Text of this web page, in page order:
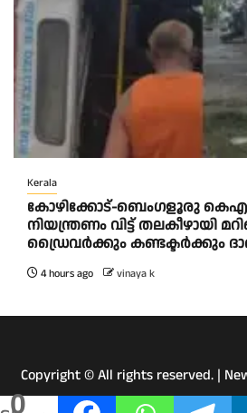
0
Kerala
കോഴിക്കോട്-ബെംഗളൂരു
നിയന്ത്രണം വിട്ട് തലകീഴായി
ഡ്രെെവർക്കും കണ്ടക്ടർക്കും
4 hours ago vinaya k
Copyright © All rights reserved. |